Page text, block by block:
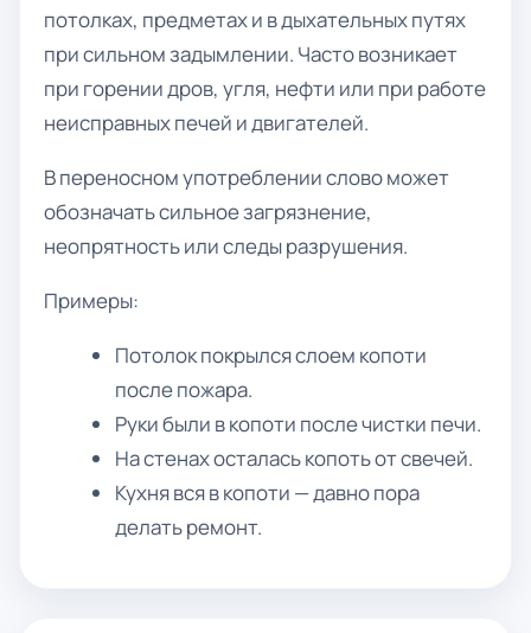
потолках, предметах и в дыхательных путях
при сильном задымлении. Часто возникает
при горении дров, угля, нефти или при работе
неисправных печей и двигателей.
В переносном употреблении слово может
обозначать сильное загрязнение,
неопрятность или следы разрушения.
Примеры:
Потолок покрылся слоем копоти
после пожара.
Руки были в копоти после чистки печи.
На стенах осталась копоть от свечей.
Кухня вся в копоти — давно пора
делать ремонт.